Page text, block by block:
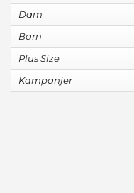
Dam
Barn
Plus Size
Kampanjer